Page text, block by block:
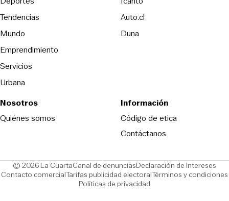
Tendencias
Mundo
Emprendimiento
Servicios
Urbana
Auto.cl
DunaOpens in new window
Nosotros
Quiénes somos
Información
Código de eticaOpens in new
Contáctanos
© 2026 La CuartaCanal de denunciasOpens in new window
Declaración de Intereses
Contacto comercialOpens in new window
Tarifas publicidad electoralOpens in new window
Términos y condiciones
Políticas de privacidad